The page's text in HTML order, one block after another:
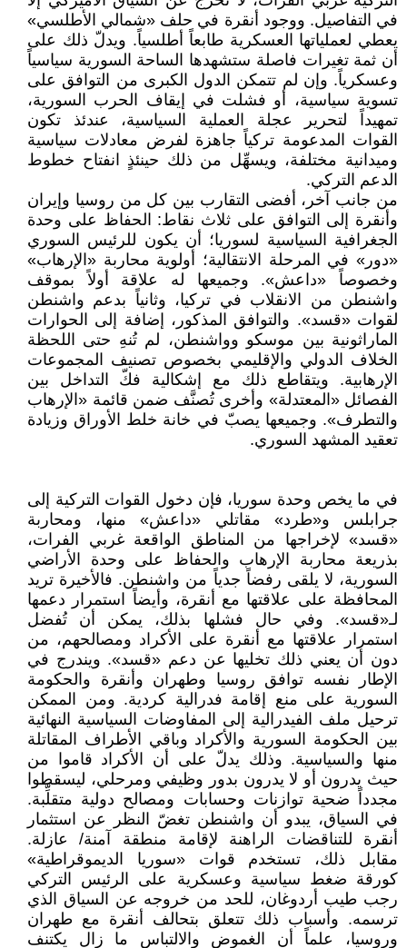
في التفاصيل. ووجود أنقرة في حلف «شمالي الأطلسي»
يعطي لعملياتها العسكرية طابعاً أطلسياً. ويدلّ ذلك على
أن ثمة تغيرات فاصلة ستشهدها الساحة السورية سياسياً
وعسكرياً. وإن لم تتمكن الدول الكبرى من التوافق على
تسوية سياسية، أو فشلت في إيقاف الحرب السورية،
تمهيداً لتحرير عجلة العملية السياسية، عندئذ تكون
القوات المدعومة تركياً جاهزة لفرض معادلات سياسية
وميدانية مختلفة، ويسهِّل من ذلك حينئذٍ انفتاح خطوط
الدعم التركي.
من جانب آخر، أفضى التقارب بين كل من روسيا وإيران
وأنقرة إلى التوافق على ثلاث نقاط: الحفاظ على وحدة
الجغرافية السياسية لسوريا؛ أن يكون للرئيس السوري
«دور» في المرحلة الانتقالية؛ أولوية محاربة «الإرهاب»
وخصوصاً «داعش». وجميعها له علاقة أولاً بموقف
واشنطن من الانقلاب في تركيا، وثانياً بدعم واشنطن
لقوات «قسد». والتوافق المذكور، إضافة إلى الحوارات
الماراثونية بين موسكو وواشنطن، لم تُنهِ حتى اللحظة
الخلاف الدولي والإقليمي بخصوص تصنيف المجموعات
الإرهابية. ويتقاطع ذلك مع إشكالية فكّ التداخل بين
الفصائل «المعتدلة» وأخرى تُصنَّف ضمن قائمة «الإرهاب
والتطرف». وجميعها يصبّ في خانة خلط الأوراق وزيادة
تعقيد المشهد السوري.
في ما يخص وحدة سوريا، فإن دخول القوات التركية إلى
جرابلس و«طرد» مقاتلي «داعش» منها، ومحاربة
«قسد» لإخراجها من المناطق الواقعة غربي الفرات،
بذريعة محاربة الإرهاب والحفاظ على وحدة الأراضي
السورية، لا يلقى رفضاً جدياً من واشنطن. فالأخيرة تريد
المحافظة على علاقتها مع أنقرة، وأيضاً استمرار دعمها
لـ«قسد». وفي حال فشلها بذلك، يمكن أن تُفضل
استمرار علاقتها مع أنقرة على الأكراد ومصالحهم، من
دون أن يعني ذلك تخليها عن دعم «قسد». ويندرج في
الإطار نفسه توافق روسيا وطهران وأنقرة والحكومة
السورية على منع إقامة فدرالية كردية. ومن الممكن
ترحيل ملف الفيدرالية إلى المفاوضات السياسية النهائية
بين الحكومة السورية والأكراد وباقي الأطراف المقاتلة
منها والسياسية. وذلك يدلّ على أن الأكراد قاموا من
حيث يدرون أو لا يدرون بدور وظيفي ومرحلي، ليسقطوا
مجدداً ضحية توازنات وحسابات ومصالح دولية متقلِّبة.
في السياق، يبدو أن واشنطن تغضّ النظر عن استثمار
أنقرة للتناقضات الراهنة لإقامة منطقة آمنة/ عازلة.
مقابل ذلك، تستخدم قوات «سوريا الديموقراطية»
كورقة ضغط سياسية وعسكرية على الرئيس التركي
رجب طيب أردوغان، للحد من خروجه عن السياق الذي
ترسمه. وأسباب ذلك تتعلق بتحالف أنقرة مع طهران
وروسيا، علماً أن الغموض والالتباس ما زال يكتنف